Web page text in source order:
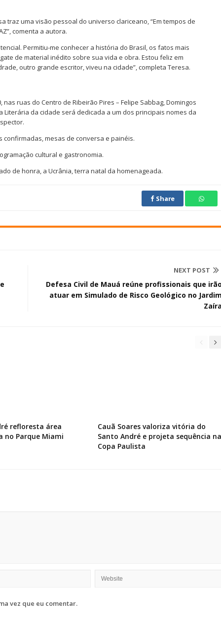
traz uma visão pessoal do universo clariceano, “Em tempos de
comenta a autora.
Permitiu-me conhecer a história do Brasil, os fatos mais
de material inédito sobre sua vida e obra. Estou feliz em
outro grande escritor, viveu na cidade”, completa Teresa.
ruas do Centro de Ribeirão Pires – Felipe Sabbag, Domingos
Literária da cidade será dedicada a um dos principais nomes da
confirmadas, mesas de conversa e painéis.
cultural e gastronomia.
de honra, a Ucrânia, terra natal da homenageada.
Share
NEXT POST
Defesa Civil de Mauá reúne profissionais que
atuar em Simulado de Risco Geológico no
refloresta área
no Parque Miami
Cauã Soares valoriza vitória do
Santo André e projeta sequência na
Copa Paulista
vez que eu comentar.